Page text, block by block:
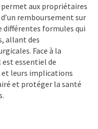
permet aux propriétaires
remboursement sur
différentes formules qui
allant des
Face à la
essentiel de
leurs implications
et protéger la santé